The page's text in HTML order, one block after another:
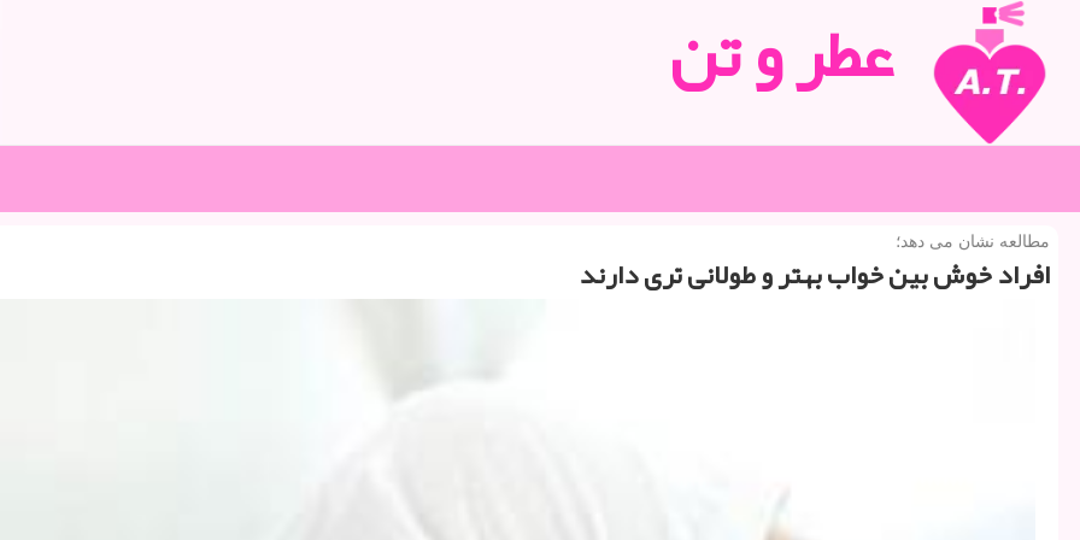
عطر و تن
مطالعه نشان می دهد؛
افراد خوش بین خواب بهتر و طولانی تری دارند